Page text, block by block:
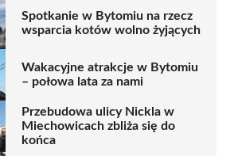
Spotkanie w Bytomiu na rzecz
wsparcia kotów wolno żyjących
Wakacyjne atrakcje w Bytomiu
– połowa lata za nami
Przebudowa ulicy Nickla w
Miechowicach zbliża się do
końca